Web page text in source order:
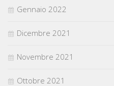
Gennaio 2022
Dicembre 2021
Novembre 2021
Ottobre 2021